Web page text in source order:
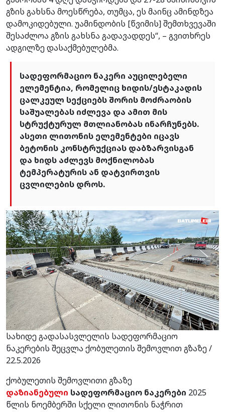
გზის გახსნა მოესწრება, თუმცა, ეს მაინც ამინდზეა
დამოკიდებული. უამინდობის [წვიმის] შემთხვევაში
შესაძლოა გზის გახსნა გადავადდეს“, – გვითხრეს
ადგილზე დასაქმებულებმა.
სადეფორმაციო ნაკერი აუცილებელი
ელემენტია, რომელიც ხიდის/ესტაკადის
ცალკეულ სექციებს შორის მოძრაობის
საშუალებას იძლევა და ამით მის
სტრუქტურულ მთლიანობას ინარჩუნებს.
ასეთი ლითონის ელემენტები იცავს
ბეტონის კონსტრუქციას დაბზარვისგან
და ხიდს აძლევს მოქნილობას
ტემპერატურის ან დატვირთვის
ცვლილების დროს.
სახიდე გადასასვლელის სადეფორმაციო
ნაკერების შეცვლა ქობულეთის შემოვლით გზაზე /
22.5.2026
ქობულეთის შემოვლითი გზაზე
დაზიანებული სადეფორმაციო ნაკერები 2025
წლის ნოემბერში სქელი ლითონის ნაჭრით